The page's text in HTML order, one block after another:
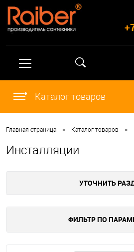
Каталог товаров
Главная страница • Каталог товаров •
Инсталляции
УТОЧНИТЬ
ФИЛЬТР ПО